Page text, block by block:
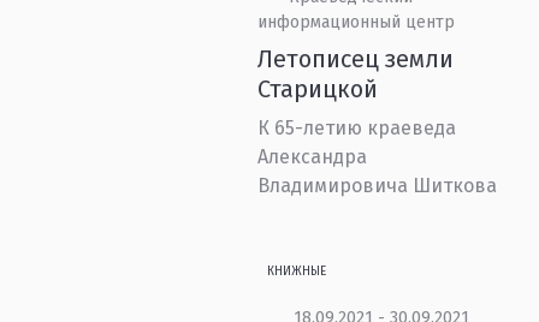
информационный центр
Летописец земли
Старицкой
К 65-летию краеведа
Александра
Владимировича Шиткова
КНИЖНЫЕ
18.09.2021 - 30.09.2021